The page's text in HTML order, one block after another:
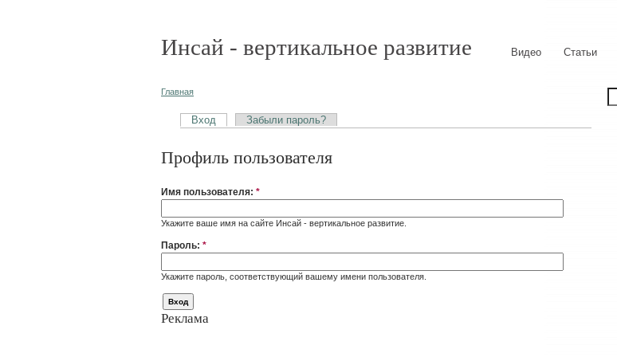
Инсай - вертикальное развитие Видео Статьи
Главная
Вход Забыли пароль?
Профиль пользователя
Имя пользователя: *
Укажите ваше имя на сайте Инсай - вертикальное развитие.
Пароль: *
Укажите пароль, соответствующий вашему имени пользователя.
Реклама